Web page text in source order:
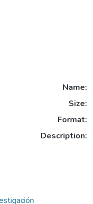
Name:
Size:
Format:
Description: